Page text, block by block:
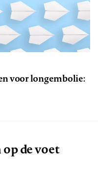
voor longembolie:
de voet